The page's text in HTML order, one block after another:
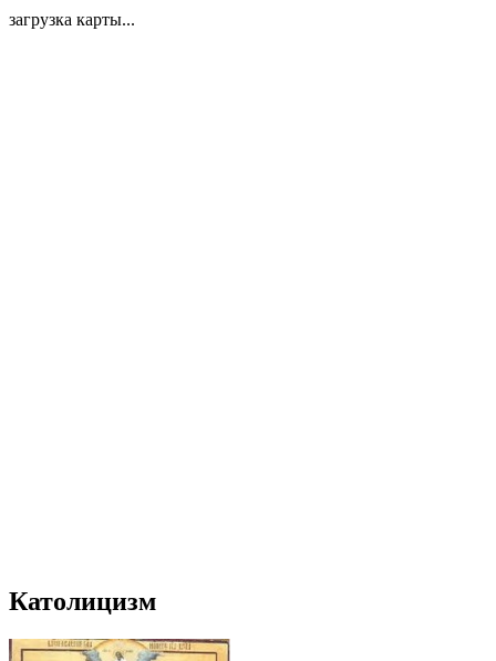
загрузка карты...
Католицизм